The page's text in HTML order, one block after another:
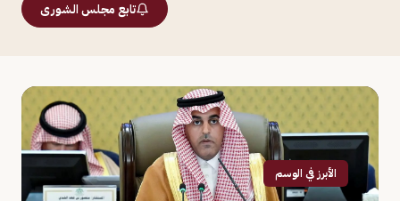
تابع مجلس الشورى
الأبرز في الوسم